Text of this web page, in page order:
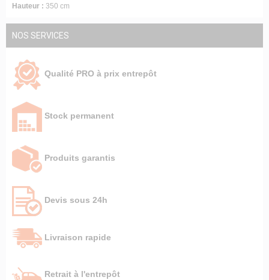
Hauteur : 350 cm
NOS SERVICES
Qualité PRO à prix entrepôt
Stock permanent
Produits garantis
Devis sous 24h
Livraison rapide
Retrait à l'entrepôt